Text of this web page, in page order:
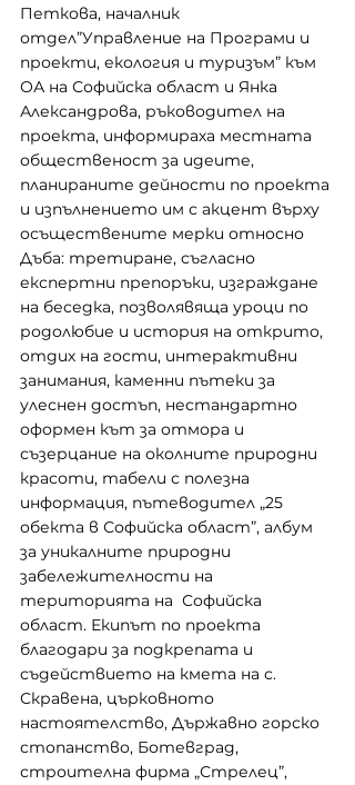
Петкова, началник
отдел”Управление на Програми и
проекти, екология и туризъм” към
ОА на Софийска област и Янка
Александрова, ръководител на
проекта, информираха местната
общественост за идеите,
планираните дейности по проекта
и изпълнението им с акцент върху
осъществените мерки относно
Дъба: третиране, съгласно
експертни препоръки, изграждане
на беседка, позволявяща уроци по
родолюбие и история на открито,
отдих на гости, интерактивни
занимания, каменни пътеки за
улеснен достъп, нестандартно
оформен кът за отмора и
съзерцание на околните природни
красоти, табели с полезна
информация, пътеводител „25
обекта в Софийска област”, албум
за уникалните природни
забележителности на
територията на  Софийска
област. Екипът по проекта
благодари за подкрепата и
съдействието на кмета на с.
Скравена, църковното
настоятелство, Държавно горско
стопанство, Ботевград,
строителна фирма „Стрелец”,